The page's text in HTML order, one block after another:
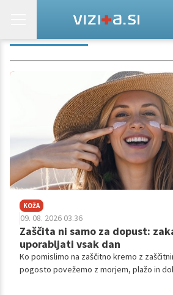
UV SEVANJE
KOŽA
09. 08. 2026 03.36
Zaščita ni samo za dopust:
uporabljati vsak dan
Ko pomislimo na zaščitno kremo z
pogosto povežemo z morjem, plažo in